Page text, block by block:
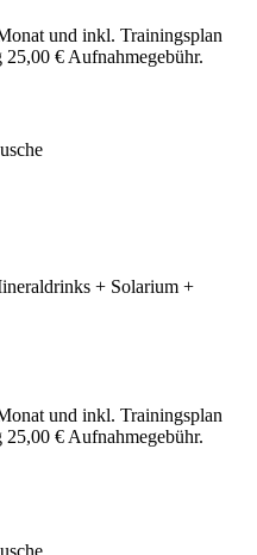
und inkl. Trainingsplan
€ Aufnahmegebühr.
+ Solarium +
und inkl. Trainingsplan
€ Aufnahmegebühr.